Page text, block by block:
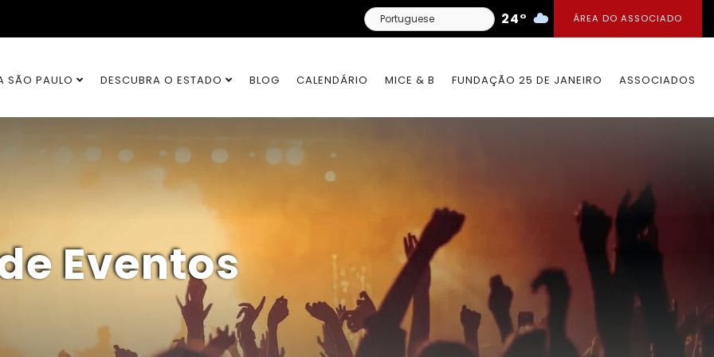
24° ÁREA DO ASSOCIADO
SÃO PAULO DESCUBRA O ESTADO BLOG CALENDÁRIO MICE & B FUNDAÇÃO 25 DE JANEIRO ASSOCIADOS
Eventos